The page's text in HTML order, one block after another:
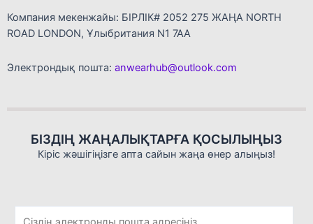
Компания мекенжайы: БІРЛІК# 2052 275 ЖАҢА NORTH
ROAD LONDON, Ұлыбритания N1 7AA
Электрондық пошта: anwearhub@outlook.com
БІЗДІҢ ЖАҢАЛЫҚТАРҒА ҚОСЫЛЫҢЫЗ
Кіріс жәшігіңізге апта сайын жаңа өнер алыңыз!